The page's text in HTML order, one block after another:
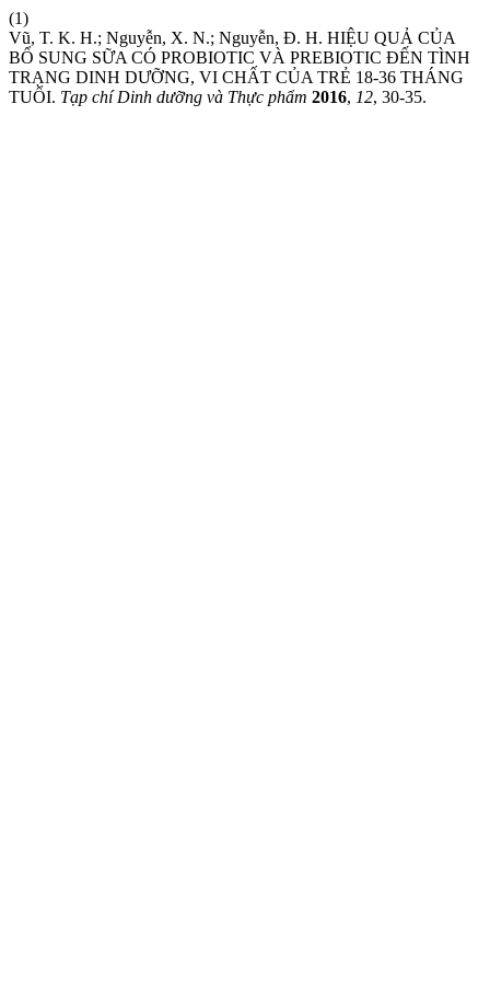
(1)
Vũ, T. K. H.; Nguyễn, X. N.; Nguyễn, Đ. H. HIỆU QUẢ CỦA
BỔ SUNG SỮA CÓ PROBIOTIC VÀ PREBIOTIC ĐẾN TÌNH
TRẠNG DINH DƯỠNG, VI CHẤT CỦA TRẺ 18-36 THÁNG
TUỔI. Tạp chí Dinh dưỡng và Thực phẩm 2016, 12, 30-35.